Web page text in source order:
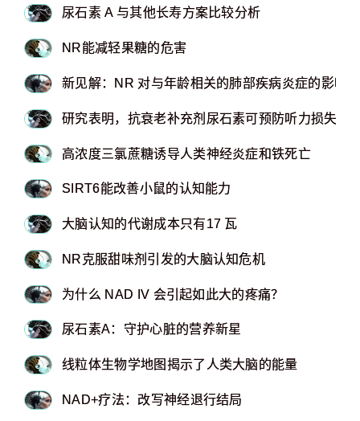
尿石素 A 与其他长寿方案比较分析
NR能减轻果糖的危害
新见解：NR 对与年龄相关的肺部疾病炎症的影响
研究表明，抗衰老补充剂尿石素可预防听力损失
​​​​​​​高浓度三氯蔗糖诱导人类神经炎症和铁死亡
SIRT6能改善小鼠的认知能力
大脑认知的代谢成本只有17 瓦
NR克服甜味剂引发的大脑认知危机
为什么 NAD IV 会引起如此大的疼痛？
尿石素A：守护心脏的营养新星
线粒体生物学地图揭示了人类大脑的能量
NAD+疗法：改写神经退行结局